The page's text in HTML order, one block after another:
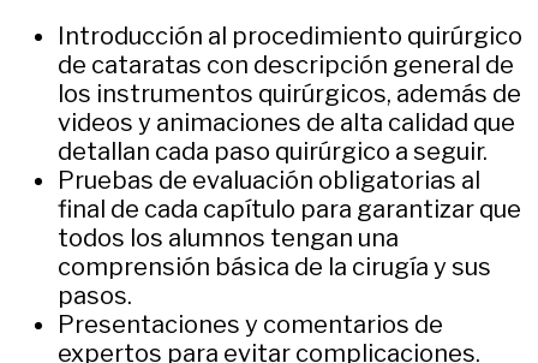
Introducción al procedimiento quirúrgico
de cataratas con descripción general de
los instrumentos quirúrgicos, además de
videos y animaciones de alta calidad que
detallan cada paso quirúrgico a seguir.
Pruebas de evaluación obligatorias al
final de cada capítulo para garantizar que
todos los alumnos tengan una
comprensión básica de la cirugía y sus
pasos.
Presentaciones y comentarios de
expertos para evitar complicaciones.